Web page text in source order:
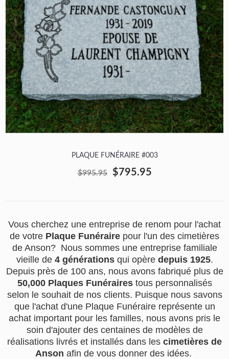
PLAQUE FUNÉRAIRE #003
$995.95 $795.95
Vous cherchez une entreprise de renom pour l'achat
de votre Plaque Funéraire pour l'un des cimetières
de Anson? Nous sommes une entreprise familiale
vieille de 4 générationsqui opère depuis 1925.
Depuis près de 100 ans, nous avons fabriqué plus de
50,000 Plaques Funérairestous personnalisés
selon le souhait de nos clients. Puisque nous savons
que l'achat d'une Plaque Funéraire représente un
achat important pour les familles, nous avons pris le
soin d'ajouter des centaines de modèles de
réalisations livrés et installés dans les cimetières de
Anson afin de vous donner des idées.